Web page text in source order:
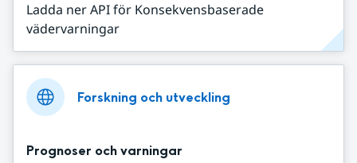
Ladda ner API för Konsekvensbaserade
vädervarningar
Forskning och utveckling
Prognoser och varningar